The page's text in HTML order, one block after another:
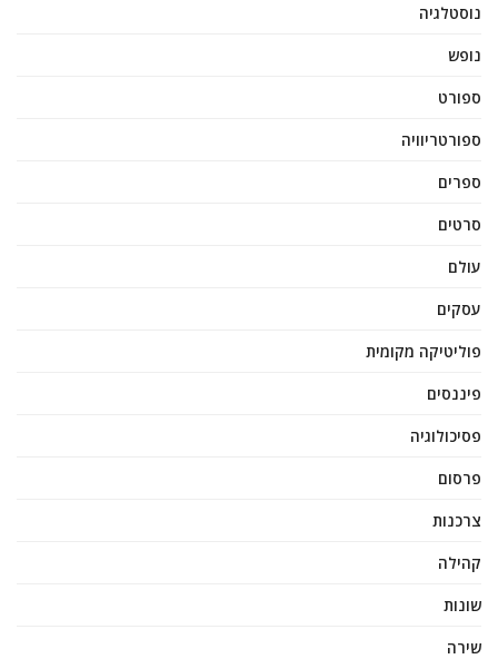
נוסטלגיה
נופש
ספורט
ספורטריוויה
ספרים
סרטים
עולם
עסקים
פוליטיקה מקומית
פיננסים
פסיכולוגיה
פרסום
צרכנות
קהילה
שונות
שירה